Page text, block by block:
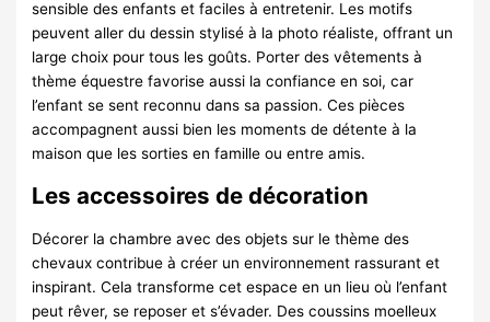
sensible des enfants et faciles à entretenir. Les motifs
peuvent aller du dessin stylisé à la photo réaliste, offrant un
large choix pour tous les goûts. Porter des vêtements à
thème équestre favorise aussi la confiance en soi, car
l’enfant se sent reconnu dans sa passion. Ces pièces
accompagnent aussi bien les moments de détente à la
maison que les sorties en famille ou entre amis.
Les accessoires de décoration
Décorer la chambre avec des objets sur le thème des
chevaux contribue à créer un environnement rassurant et
inspirant. Cela transforme cet espace en un lieu où l’enfant
peut rêver, se reposer et s’évader. Des coussins moelleux